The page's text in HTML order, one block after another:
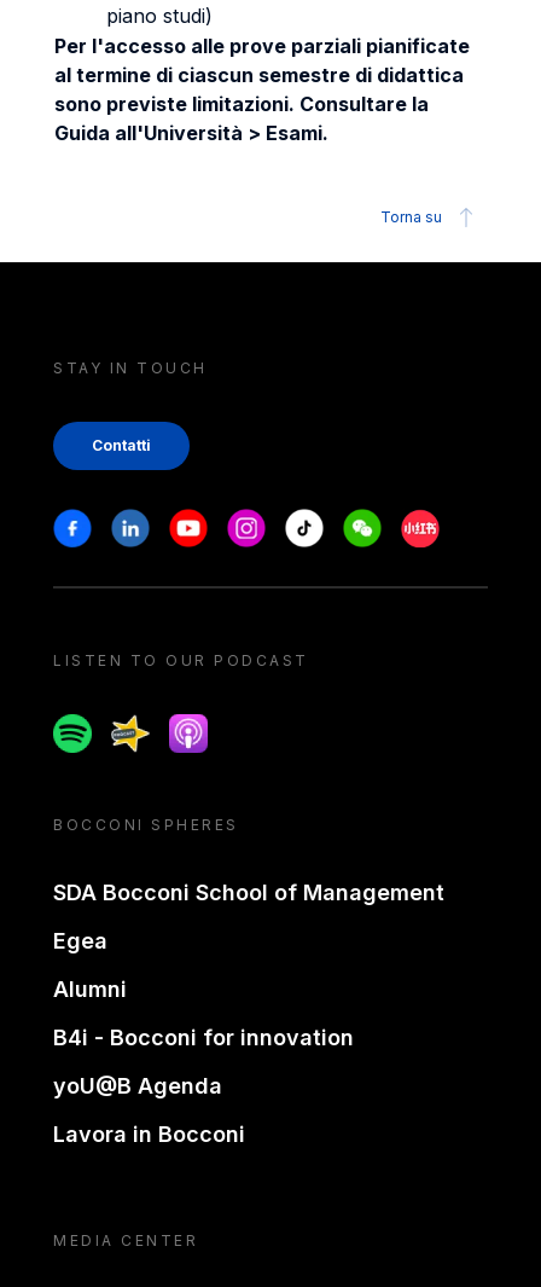
piano studi)
Per l'accesso alle prove parziali pianificate
al termine di ciascun semestre di didattica
sono previste limitazioni. Consultare la
Guida all'Università > Esami.
Torna su
STAY IN TOUCH
Contatti
Stay in touch
FacebookLinkedinYoutubeInstagram
Tiktok WeechatXiaohongshu/
LISTEN TO OUR PODCAST
SpotifySpreakerApple podcast
BOCCONI SPHERES
SDA Bocconi School of Management
Egea
Alumni
B4i - Bocconi for innovation
yoU@B Agenda
Lavora in Bocconi
MEDIA CENTER